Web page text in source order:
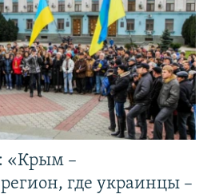
«Крым –
где украинцы –